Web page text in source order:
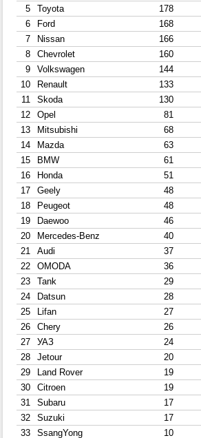
5
Toyota 178
6
Ford 168
7
Nissan 166
8
Chevrolet 160
9
Volkswagen 144
10
Renault 133
11
Skoda 130
12
Opel 81
13
Mitsubishi 68
14
Mazda 63
15
BMW 61
16
Honda 51
17
Geely 48
18
Peugeot 48
19
Daewoo 46
20
Mercedes-Benz 40
21
Audi 37
22
OMODA 36
23
Tank 29
24
Datsun 28
25
Lifan 27
26
Chery 26
27
УАЗ 24
28
Jetour 20
29
Land Rover 19
30
Citroen 19
31
Subaru 17
32
Suzuki 17
33
SsangYong 10